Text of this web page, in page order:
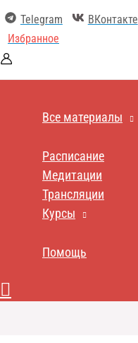
содержимому
Telegram ВКонтакте
Избранное
Все материалы
Расписание
Медитации
Трансляции
Курсы
Помощь
Поиск